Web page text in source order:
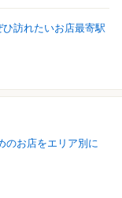
訪れたいお店最寄駅
のお店をエリア別に